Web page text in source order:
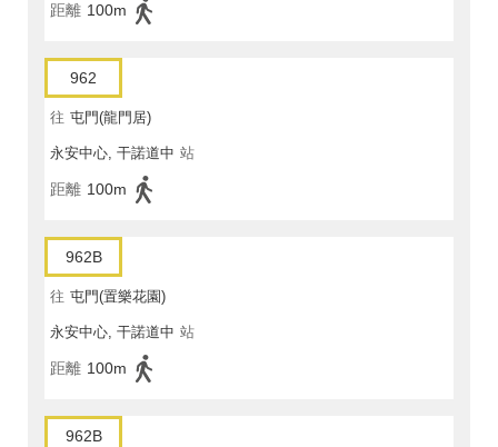
距離 100m
962
往 屯門(龍門居)
永安中心, 干諾道中 站
距離 100m
962B
往 屯門(置樂花園)
永安中心, 干諾道中 站
距離 100m
962B